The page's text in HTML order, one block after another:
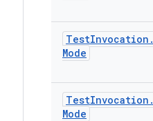
TestInvocation .
Mode
TestInvocation .
Mode